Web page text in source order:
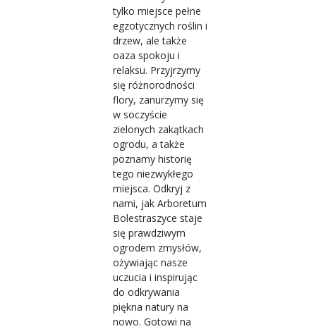
tylko miejsce pełne
egzotycznych roślin i
drzew, ale także
oaza spokoju i
relaksu. Przyjrzymy
się różnorodności
flory, zanurzymy się
w soczyście
zielonych zakątkach
ogrodu, a także
poznamy historię
tego niezwykłego
miejsca. Odkryj z
nami, jak Arboretum
Bolestraszyce staje
się prawdziwym
ogrodem zmysłów,
ożywiając nasze
uczucia i inspirując
do odkrywania
piękna natury na
nowo. Gotowi na